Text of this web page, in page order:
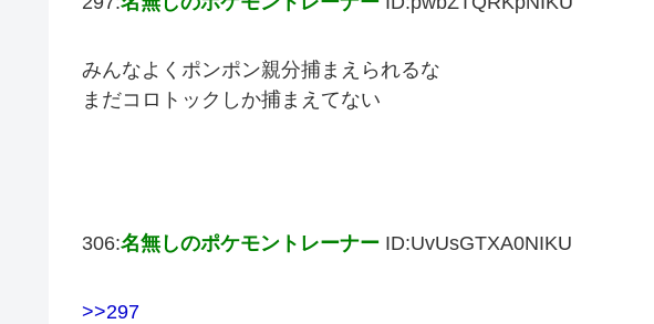
みんなよくポンポン親分捕まえられるな
まだコロトックしか捕まえてない
306:名無しのポケモントレーナー ID:UvUsGTXA0NIKU
>>297